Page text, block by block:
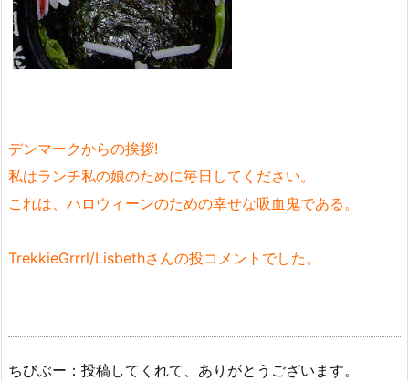
デンマークからの挨拶!
私はランチ私の娘のために毎日してください。
これは、ハロウィーンのための幸せな吸血鬼である。
TrekkieGrrrl/Lisbethさんの投コメントでした。
ちびぶー：投稿してくれて、ありがとうございます。